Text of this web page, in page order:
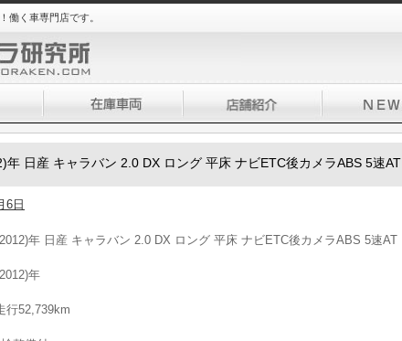
働く車専門店です。
年 日産 キャラバン 2.0 DX ロング 平床 ナビETC後カメラABS 5速AT
6日
年 日産 キャラバン 2.0 DX ロング 平床 ナビETC後カメラABS 5速AT
年
行52,739km